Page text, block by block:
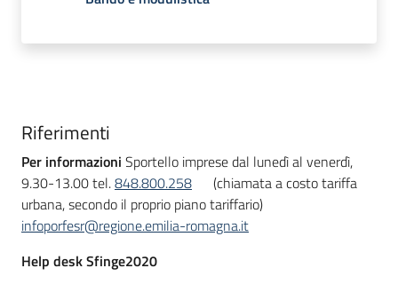
Riferimenti
Per informazioni Sportello imprese dal lunedì al venerdì,
9.30-13.00 tel.848.800.258
(chiamata a costo tariffa
urbana, secondo il proprio piano tariffario)
infoporfesr@regione.emilia-romagna.it
Help desk Sfinge2020